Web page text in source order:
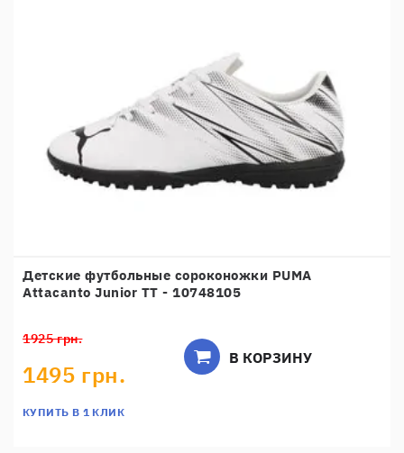
Детские футбольные сороконожки PUMA
Attacanto Junior TT - 10748105
1925 грн.
1495 грн.
КУПИТЬ В 1 КЛИК
В КОРЗИНУ